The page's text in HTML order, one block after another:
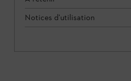
Notices d'utilisation